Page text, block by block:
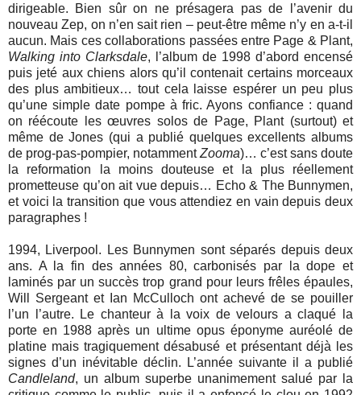
dirigeable. Bien sûr on ne présagera pas de l’avenir du
nouveau Zep, on n’en sait rien – peut-être même n’y en a-t-il
aucun. Mais ces collaborations passées entre Page & Plant,
Walking into Clarksdale, l’album de 1998 d’abord encensé
puis jeté aux chiens alors qu’il contenait certains morceaux
des plus ambitieux… tout cela laisse espérer un peu plus
qu’une simple date pompe à fric. Ayons confiance : quand
on réécoute les œuvres solos de Page, Plant (surtout) et
même de Jones (qui a publié quelques excellents albums
de prog-pas-pompier, notammentZooma)… c’est sans doute
la reformation la moins douteuse et la plus réellement
prometteuse qu’on ait vue depuis… Echo & The Bunnymen,
et voici la transition que vous attendiez en vain depuis deux
paragraphes !
1994, Liverpool. Les Bunnymen sont séparés depuis deux
ans. A la fin des années 80, carbonisés par la dope et
laminés par un succès trop grand pour leurs frêles épaules,
Will Sergeant et Ian McCulloch ont achevé de se pouiller
l’un l’autre. Le chanteur à la voix de velours a claqué la
porte en 1988 après un ultime opus éponyme auréolé de
platine mais tragiquement désabusé et présentant déjà les
signes d’un inévitable déclin. L’année suivante il a publié
Candleland, un album superbe unanimement salué par la